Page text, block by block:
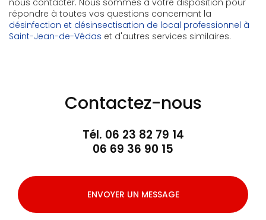
nous contacter. Nous sommes à votre disposition pour
répondre à toutes vos questions concernant la
désinfection et désinsectisation de local professionnel à
Saint-Jean-de-Védas et d'autres services similaires.
Contactez-nous
Tél. 06 23 82 79 14
06 69 36 90 15
ENVOYER UN MESSAGE